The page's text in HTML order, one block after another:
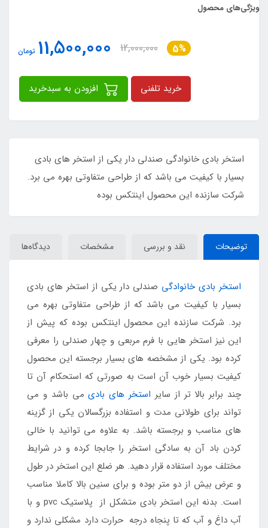
ویژگی‌های محصول
5%
12,000,000
11,500,000 تومان
خرید تلفنی
استخر بادی خانوادگی صندلی دار یکی از استخر های بادی
بسیار با کیفیت می باشد که از طراحی متفاوتی بهره می برد.
شرکت سازنده این محصول اینتکس بوده
توضیحات نقد و بررسی مشخصات دیدگاه‌ها
استخر بادی خانوادگی صندلی دار یکی از استخر های بادی
بسیار با کیفیت می باشد که از طراحی متفاوتی بهره می
برد. شرکت سازنده این محصول اینتکس بوده که پیش از
این نیز استخر هایی با فرم مربعی و چهار صندلی را معرفی
کرده بود. یکی از مشخصه های بسیار برجسته این محصول
کیفیت بسیار خوب آن است به صورتی که استحکام آن تا
چند برابر بالا تر از سایر استخر های بادیمی باشد و می
تواند برای طولانی مدت و استفاده بزرگسالان یکی از گزینه
های مناسب و برجسته باشد. به علاوه می توانید با خالی
کردن باد آن به سادگی استخر را جابجا کرده و در شرایط
مختلف مورد استفاده قرار دهید. هر ضلع این استخر در طول
و عرض بیش از دو متر بوده و برای سنین بالا کاملا مناسب
است. بدنه این استخر بادی متشکل از پلاستیک pvc و با
آب داغ و آب که تا پنجاه درجه حرارت دارد مشکلی ندارد و